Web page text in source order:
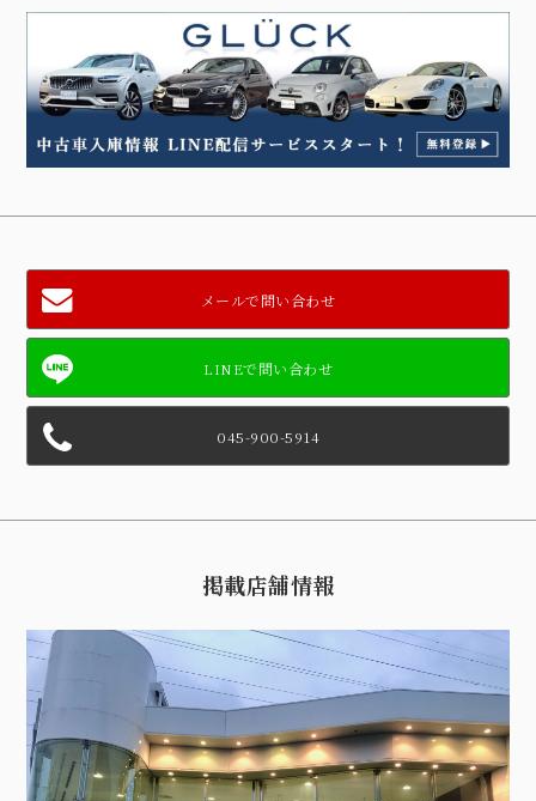
メールで問い合わせ
045-900-5914
掲載店舗情報